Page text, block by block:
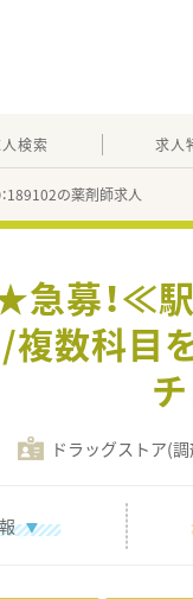
検索 求人
189102の薬剤師求人
★急募
数科目
ドラッグストア(